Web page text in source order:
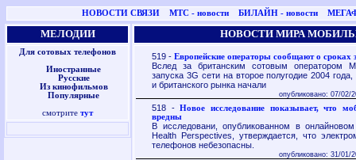
НОВОСТИ СВЯЗИ МТС - новости БИЛАЙН - новости
МЕЛОДИИ
Для сотовых телефонов
Иностранные
Русские
Из кинофильмов
Популярные
смотрите тут
НОВОСТИ МИРА
519 -Европейские операторы сообщают о сроках
Вслед за британским сотовым оператором
запуска 3G сети на второе полугодие 2004
и британского рынка начали
опубликовано: 07/02/
518 -Новое исследование показывает, что
вредны
В исследовани, опубликованном в
Health Perspectives, утверждается, что
телефонов небезопасны.
опубликовано: 31/01/